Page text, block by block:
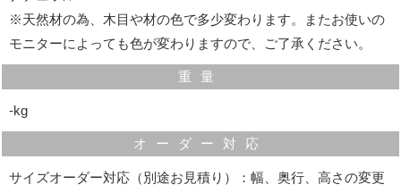
※天然材の為、木目や材の色で多少変わります。またお使いの
モニターによっても色が変わりますので、ご了承ください。
重量
‐kg
オーダー対応
サイズオーダー対応（別途お見積り）：幅、奥行、高さの変更